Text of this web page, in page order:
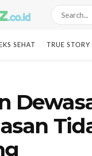
SEHAT TRUE STORY